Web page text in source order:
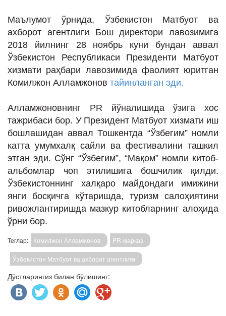
Маълумот ўрнида, Ўзбекистон Матбуот ва
ахборот агентлиги Бош директори лавозимига
2018 йилнинг 28 ноябрь куни бундан аввал
Ўзбекистон Республикаси Президенти Матбуот
хизмати раҳбари лавозимида фаолият юритган
Комилжон Алламжонов тайинланган эди.
Алламжоновнинг PR йўналишида ўзига хос
тажрибаси бор. У Президент Матбуот хизмати иш
бошлашидан аввал Тошкентда “Ўзбегим” номли
катта умумхалқ сайли ва фестивалини ташкил
этган эди. Сўнг “Ўзбегим”, “Мақом” номли китоб-
альбомлар чоп этилишига бошчилик қилди.
Ўзбекистоннинг халқаро майдондаги имижини
янги босқичга кўтаришда, туризм салоҳиятини
ривожлантиришда мазкур китобларнинг алоҳида
ўрни бор.
Теглар: Комилжон Алламжонов PR-марказ
Ўзбекистон Матбуот ва ахборот агентлиги
Дўстларингиз билан бўлишинг: